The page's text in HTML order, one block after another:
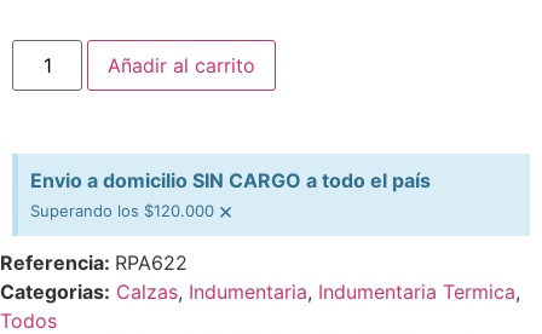
Añadir al carrito
Envio a domicilio SIN CARGO a todo el país
Superando los $120.000 ×
Referencia: RPA622
Categorias: Calzas, Indumentaria, Indumentaria Termica,
Todos